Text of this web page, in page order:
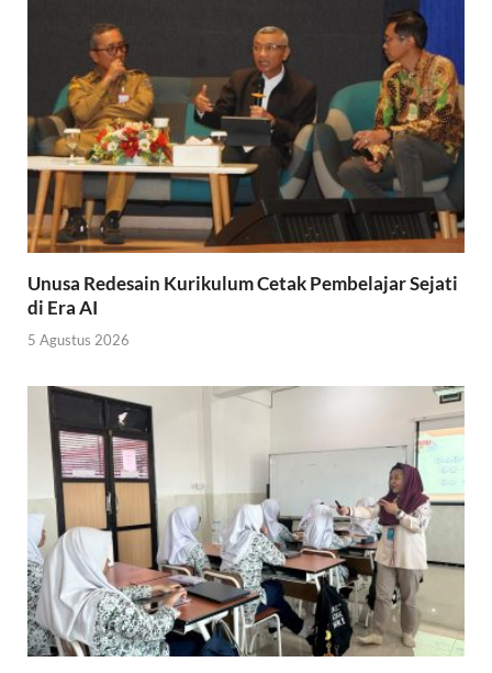
Unusa Redesain Kurikulum Cetak Pembelajar Sejati
di Era AI
5 Agustus 2026